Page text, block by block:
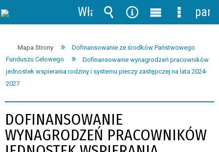
Mapa Strony
Dofinansowanie ze środków Państwowego
Funduszu Celowego
Dofinansowanie wynagrodzeń pracowników
jednostek wspierania rodziny i systemu pieczy zastępczej na lata 2024-
2027
DOFINANSOWANIE
WYNAGRODZEŃ PRACOWNIKÓW
Włącz
powiadomienia
Wyszukiwarka
Narzędzia
Menu
główne
Menu